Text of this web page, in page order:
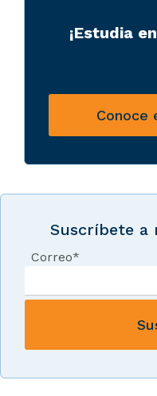
¡Estudia
Conoce
Suscríbete a
Correo*